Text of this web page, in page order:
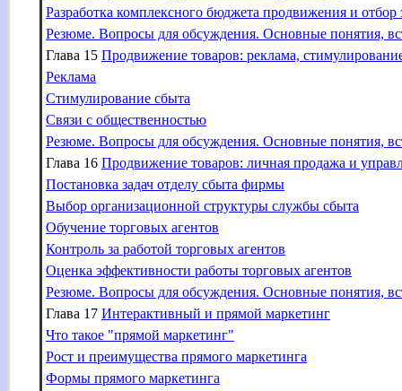
Разработка комплексного бюджета продвижения и
Резюме. Вопросы для обсуждения. Основные понятия,
Глава 15 Продвижение товаров: реклама,
Реклама
Стимулирование сбыта
Связи с общественностью
Резюме. Вопросы для обсуждения. Основные понятия,
Глава 16 Продвижение товаров: личная продажа и
Постановка задач отделу сбыта фирмы
Выбор организационной структуры службы сбыта
Обучение торговых агентов
Контроль за работой торговых агентов
Оценка эффективности работы торговых агентов
Резюме. Вопросы для обсуждения. Основные понятия,
Глава 17 Интерактивный и прямой маркетинг
Что такое "прямой маркетинг"
Рост и преимущества прямого маркетинга
Формы прямого маркетинга